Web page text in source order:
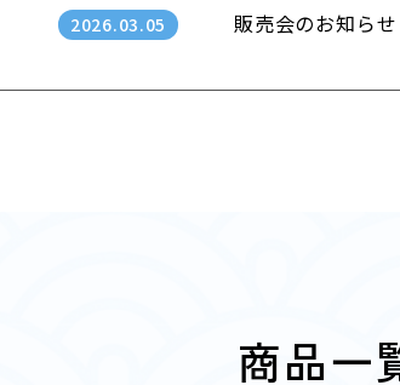
2026.03.05 販売会のお知らせ
2026.03.02 石巻くじら探訪
商品一